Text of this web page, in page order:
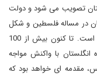
تصویب می شود و دولت
در مساله فلسطین و شکل
دادن آن به عنوان یک کشور، نقش اساسی داشته است. تا کنون بیش از 100
انگلستان با واکنش مواجه
مقدمه ای خواهد بود که